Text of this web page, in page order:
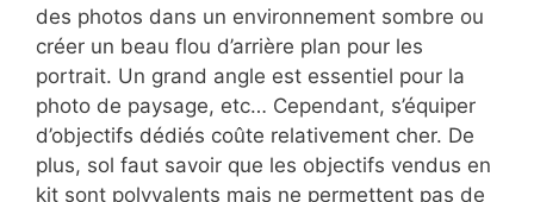
des photos dans un environnement sombre ou
créer un beau flou d’arrière plan pour les
portrait. Un grand angle est essentiel pour la
photo de paysage, etc… Cependant, s’équiper
d’objectifs dédiés coûte relativement cher. De
plus, sol faut savoir que les objectifs vendus en
kit sont polyvalents mais ne permettent pas de